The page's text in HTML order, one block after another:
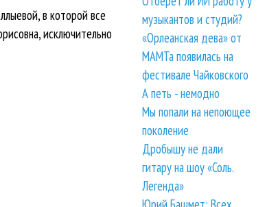
в которой все
исключительно
музыкантов и студий?
«Орлеанская дева» от
МАМТа появилась на
фестивале Чайковского
А петь - немодно
Мы попали на непоющее
поколение
Дробышу не дали
гитару на шоу «Соль.
Легенда»